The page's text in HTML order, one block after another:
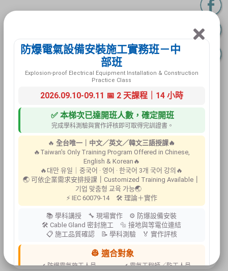
一、依職業安全衛生教育訓練規則第17條及第19條規
定，中央主管機關指定之職業安全衛生教育訓練網路
教學課程或安全衛生在職教育訓練數位學習課程，事
一般安全衛生（在職）教育訓練時數。
二、職安署已建置之職業安全衛生數位學習平台，目
前已有5門製造業在職訓練課程，除國語外，並另譯有
5種語言(英語/印尼語/泰語/越語/台語)版本，未來將持
續開發各類安全衛生教育訓練課程，歡迎本國勞工及
外籍移工多加運用。
職安署建置之「職業安全衛生數位學習 平台
https://isafeel.osha.gov.tw/）
回列表
防爆電氣設備安裝施工實務班－中
部班
Explosion-proof Electrical Equipment Installation & Construction
Practice Class
2026.09.10-09.11 📅 2 天課程｜14 小時
✅ 本梯次已達開班人數，確定開班
完成學科測驗與實作評核即可取得完訓證書。
🔥全台唯一｜中文／英文／韓文三語授課🔥
🔥Taiwan's Only Training Program Offered in Chinese,
English & Korean🔥
🔥대만 유일｜중국어 · 영어 · 한국어 3개 국어 강의🔥
🌏 可依企業需求安排授課
Customized Training Available
기업 맞춤형 교육 가능🌏
⚡ IEC 60079-14 🛠 理論＋實作
📚 學科講授 🔧 現場實作 ⚙ 防爆設備安裝
🛠 Cable Gland 密封施工 🔩 接地與等電位連結
📋 施工品質確認 📝 學科測驗 🏅 實作評核
👷 適合對象
✔ 防爆電氣施工人員 ✔ 電氣工程師／監工人員